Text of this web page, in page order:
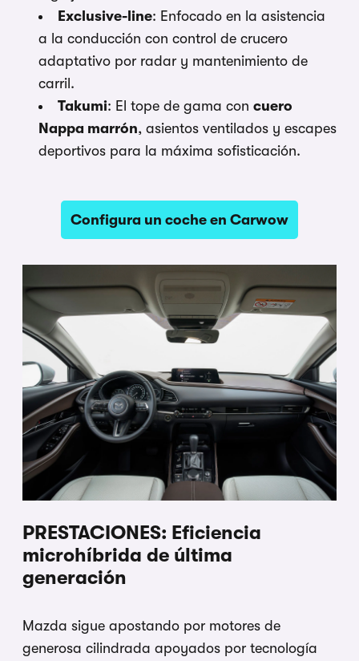
Exclusive-line: Enfocado en la asistencia
a la conducción con control de crucero
adaptativo por radar y mantenimiento de
carril.
Takumi: El tope de gama con cuero
Nappa marrón, asientos ventilados y escapes
deportivos para la máxima sofisticación.
Configura un coche en Carwow
PRESTACIONES: Eficiencia
microhíbrida de última
generación
Mazda sigue apostando por motores de
generosa cilindrada apoyados por tecnología